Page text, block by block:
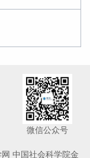
币
东方证券首席经济学家邵宇： 人民币汇率不必拘泥于“7”的底线
中国经济指南：经济发展三阶段与全球产业链“雁阵模型”
经济增长的道德意义：激辩供给与需求——兼谈户籍制度改革的思路
”问题
微信公众号
中国社会科学院金